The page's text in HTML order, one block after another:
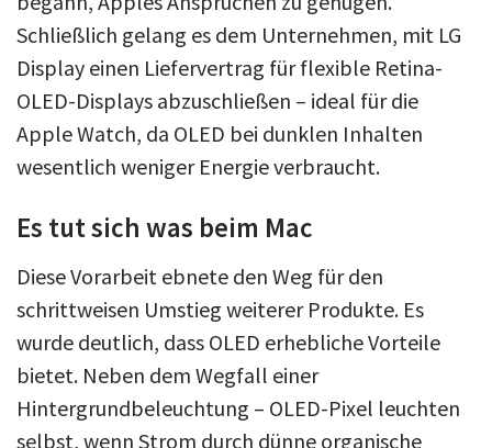
Schließlich gelang es dem Unternehmen, mit LG
Display einen Liefervertrag für flexible Retina-
OLED-Displays abzuschließen – ideal für die
Apple Watch, da OLED bei dunklen Inhalten
wesentlich weniger Energie verbraucht.
Es tut sich was beim Mac
Diese Vorarbeit ebnete den Weg für den
schrittweisen Umstieg weiterer Produkte. Es
wurde deutlich, dass OLED erhebliche Vorteile
bietet. Neben dem Wegfall einer
Hintergrundbeleuchtung – OLED-Pixel leuchten
selbst, wenn Strom durch dünne organische